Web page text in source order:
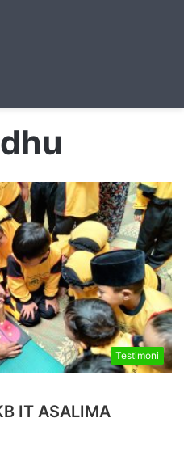
for
Testimoni
IT ASALIMA